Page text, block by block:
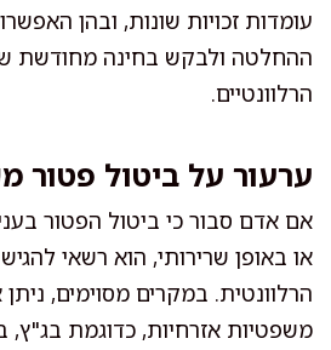
עומדות זכויות שונות, ובהן
ההחלטה ולבקש בחינה מחודשת
הרלוונטיים.
ערעור על ביטול פטור
אם אדם סבור כי ביטול הפטור
או באופן שרירותי, הוא רשאי
הרלוונטית. במקרים מסוימים,
משפטיות אזרחיות, כדוגמת